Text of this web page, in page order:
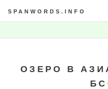
SPANWORDS.INFO
ОЗЕРО В